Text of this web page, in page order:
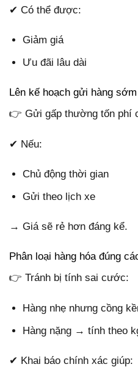
✔ Có thể được:
Giảm giá
Ưu đãi lâu dài
Lên kế hoạch gửi hàng sớm
👉 Gửi gấp thường tốn phí
✔ Nếu:
Chủ động thời gian
Gửi theo lịch xe
→ Giá sẽ rẻ hơn đáng kể.
Phân loại hàng hóa đúng
👉 Tránh bị tính sai cước:
Hàng nhẹ nhưng cồng
Hàng nặng → tính theo
✔ Khai báo chính xác giúp: